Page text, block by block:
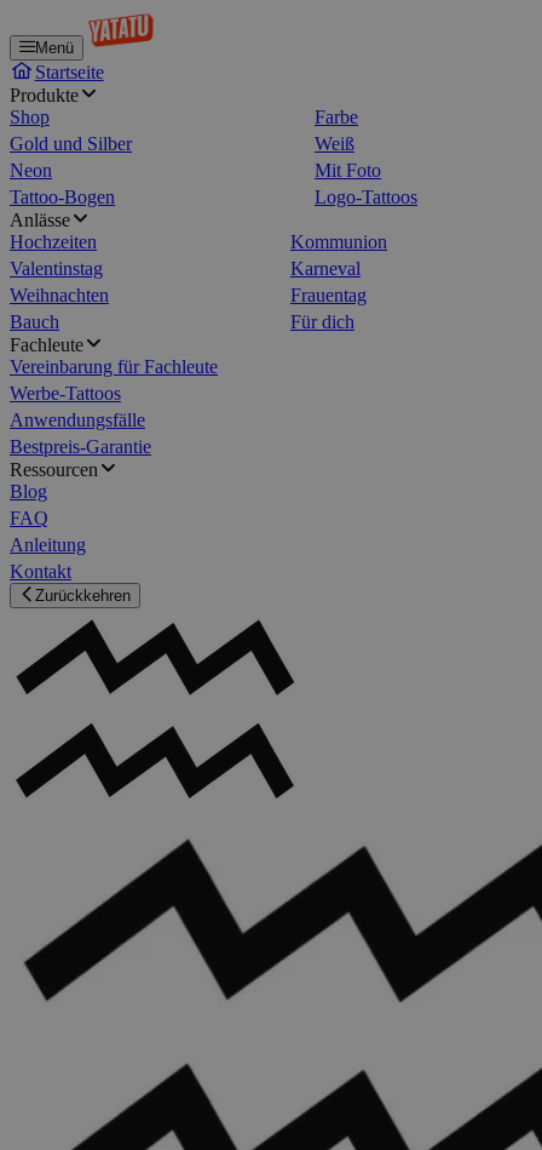
Menü
Startseite
Produkte
Shop
Farbe
Gold und Silber
Weiß
Neon
Mit Foto
Tattoo-Bogen
Logo-Tattoos
Anlässe
Hochzeiten
Kommunion
Valentinstag
Karneval
Weihnachten
Frauentag
Bauch
Für dich
Fachleute
Vereinbarung für Fachleute
Werbe-Tattoos
Anwendungsfälle
Bestpreis-Garantie
Ressourcen
Blog
FAQ
Anleitung
Kontakt
Zurückkehren